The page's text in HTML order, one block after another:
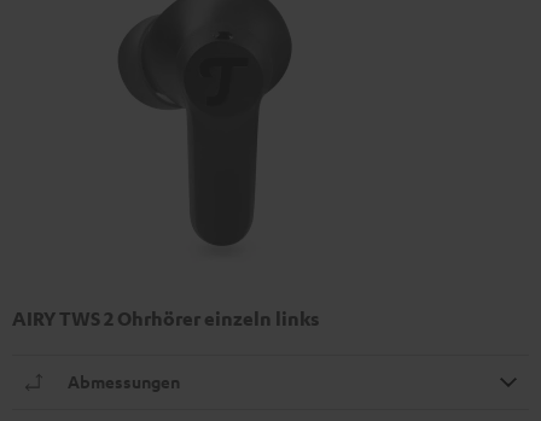
AIRY TWS 2 Ohrhörer einzeln links
Abmessungen